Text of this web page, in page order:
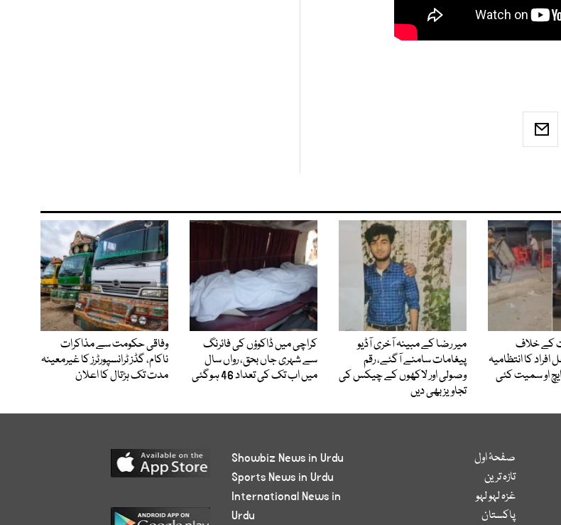
کے خلاف
کا انتظامیہ
او سمیت کئی
میر رضا کے مبینہ آخری آڈیو
پیغامات سامنے آگئے، رقم
وصولی اور لاکھوں کے چیکس کی
تجاویز بھی دیں
کراچی میں ڈاکوؤں کی فائرنگ
سے شہری جاں بحق، رواں سال
میں اب تک کی تعداد 46 ہوگئی
وفاقی حکومت سے مذاکرات
ناکام، گڈز ٹرانسپورٹرز کا غیرمعینہ
مدت تک ہڑتال کا اعلان
صفحۂ اول
تازہ ترین
غزہ لہو لہو
پاکستان
Showbiz News in Urdu
Sports News in Urdu
International News in
Urdu